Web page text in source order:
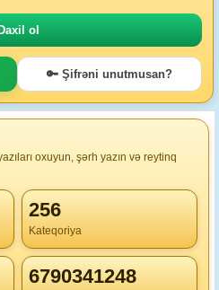
🔑 Şifrəni unutmusan?
oxuyun, şərh yazın və reytinq
256
Kateqoriya
6790341248